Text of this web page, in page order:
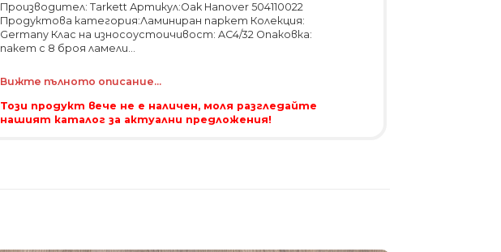
Производител: Tarkett Артикул:Oak Hanover 504110022
Продуктова категория:Ламиниран паркет Колекция:
Germany Клас на износоустоичивост: AC4/32 Опаковка:
пакет с 8 броя ламели...
Вижте пълното описание...
Този продукт вече не е наличен, моля разгледайте
нашият каталог за актуални предложения!